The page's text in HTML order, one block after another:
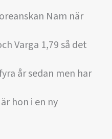
Nam när
Varga 1,79 så det
år sedan men har
hon i en ny